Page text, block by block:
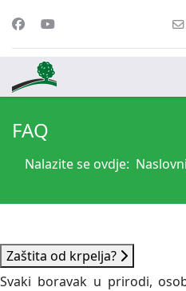
FAQ
Nalazite se ovdje:
Zaštita od krpelja?
Svaki boravak u prirodi,